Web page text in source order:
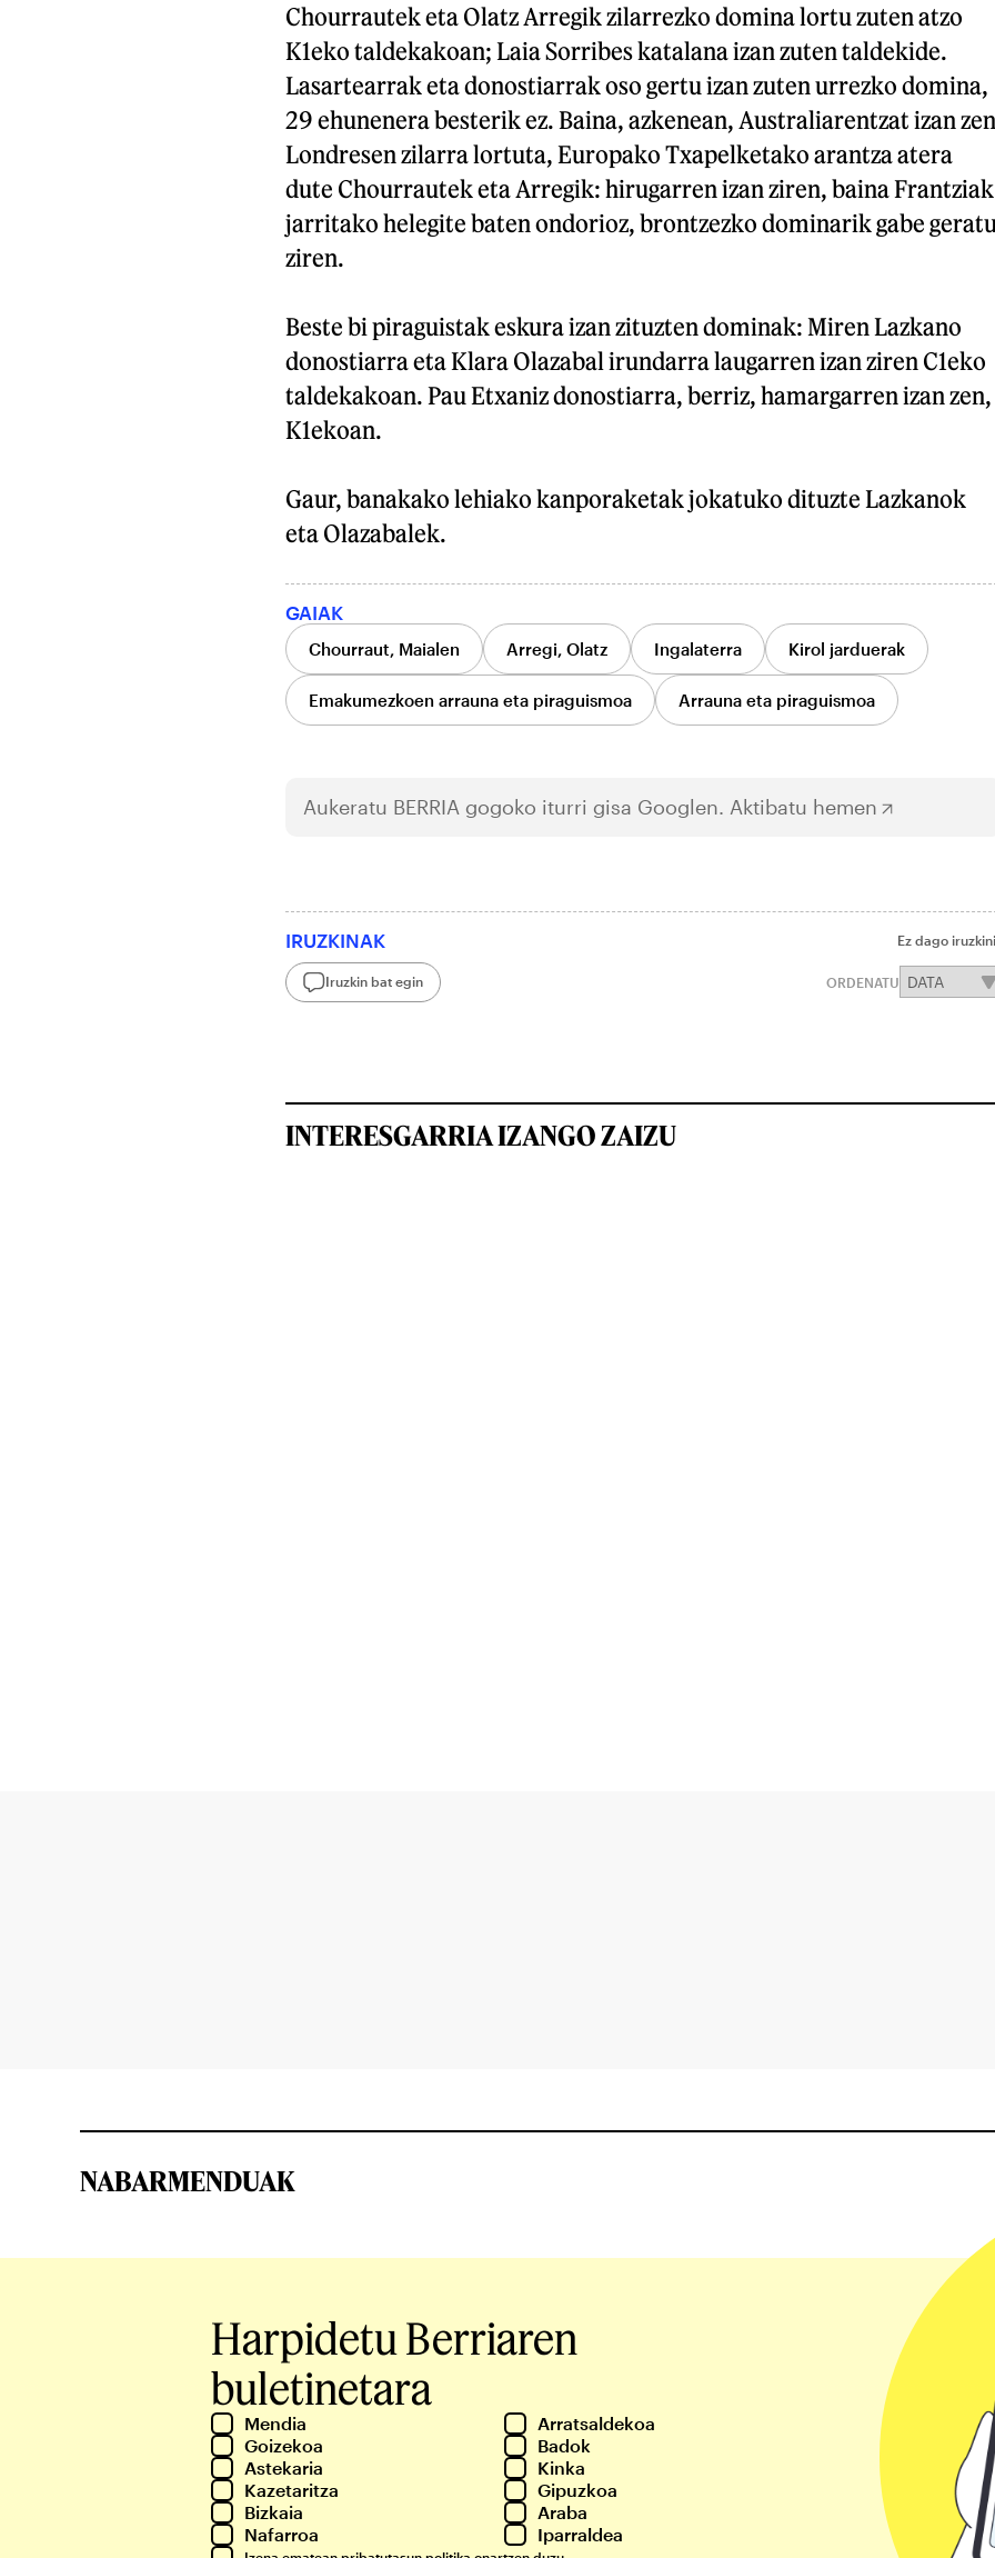
Chourrautek eta Olatz Arregik zilarrezko domina lortu zuten atzo
K1eko taldekakoan; Laia Sorribes katalana izan zuten taldekide.
Lasartearrak eta donostiarrak oso gertu izan zuten urrezko domina,
29 ehunenera besterik ez. Baina, azkenean, Australiarentzat izan
Londresen zilarra lortuta, Europako Txapelketako arantza atera
dute Chourrautek eta Arregik: hirugarren izan ziren, baina Frantziak
jarritako helegite baten ondorioz, brontzezko dominarik gabe
ziren.
Beste bi piraguistak eskura izan zituzten dominak: Miren Lazkano
donostiarra eta Klara Olazabal irundarra laugarren izan ziren C1eko
taldekakoan. Pau Etxaniz donostiarra, berriz, hamargarren izan zen,
K1ekoan.
Gaur, banakako lehiako kanporaketak jokatuko dituzte Lazkanok
eta Olazabalek.
GAIAK
Chourraut, Maialen Arregi, Olatz Ingalaterra Kirol jarduerak
Emakumezkoen arrauna eta piraguismoa Arrauna eta piraguismoa
Aukeratu BERRIA gogoko iturri gisa Googlen. Aktibatu hemen
IRUZKINAK Ez dago
Iruzkin bat egin ORDENATU
INTERESGARRIA IZANGO ZAIZU
NABARMENDUAK
Harpidetu Berriaren
buletinetara
Mendia
Arratsaldekoa
Goizekoa
Badok
Astekaria
Kinka
Kazetaritza
Gipuzkoa
Bizkaia
Araba
Nafarroa
Iparraldea